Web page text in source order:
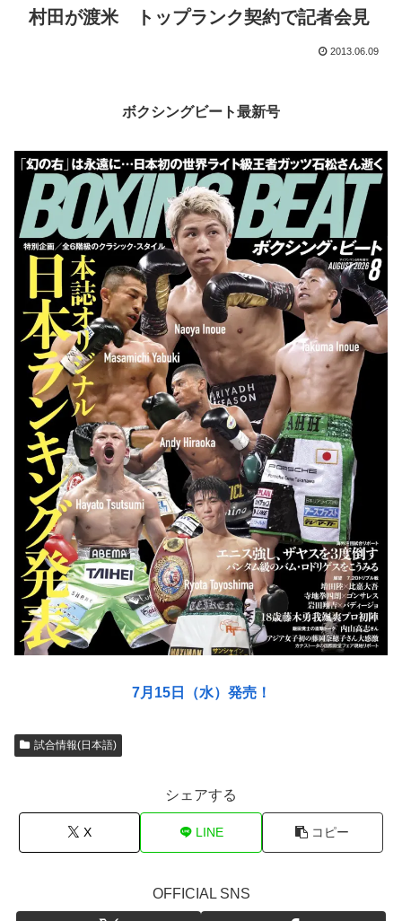
村田が渡米 トップランク契約で記者会見
2013.06.09
ボクシングビート最新号
7月15日（水）発売！
試合情報(日本語)
シェアする
X LINE コピー
OFFICIAL SNS